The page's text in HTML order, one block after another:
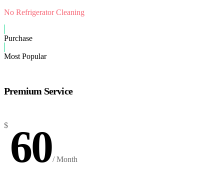
No Refrigerator Cleaning
Purchase
Most Popular
Premium Service
$ 60/ Month